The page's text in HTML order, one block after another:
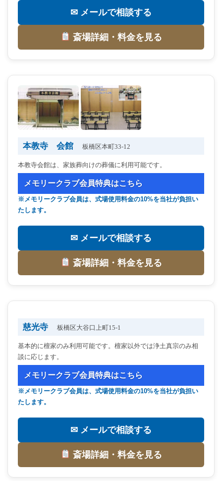
✉ メールで相談する
斎場詳細・料金を見る
本教寺 会館 板橋区本町33-12
本教寺会館は、家族葬向けの葬儀に利用可能です。
メモリークラブ会員特典はこちら
※メモリークラブ会員は、式場使用料金の10%を当社が負担い
たします。
✉ メールで相談する
斎場詳細・料金を見る
慈光寺 板橋区大谷口上町15-1
基本的に檀家のみ利用可能です。檀家以外では浄土真宗のみ相
談に応じます。
メモリークラブ会員特典はこちら
※メモリークラブ会員は、式場使用料金の10%を当社が負担い
たします。
✉ メールで相談する
斎場詳細・料金を見る